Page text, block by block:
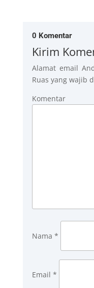
0 Komentar
Kirim
Alamat email
Ruas yang wajib
Nama *
Email *